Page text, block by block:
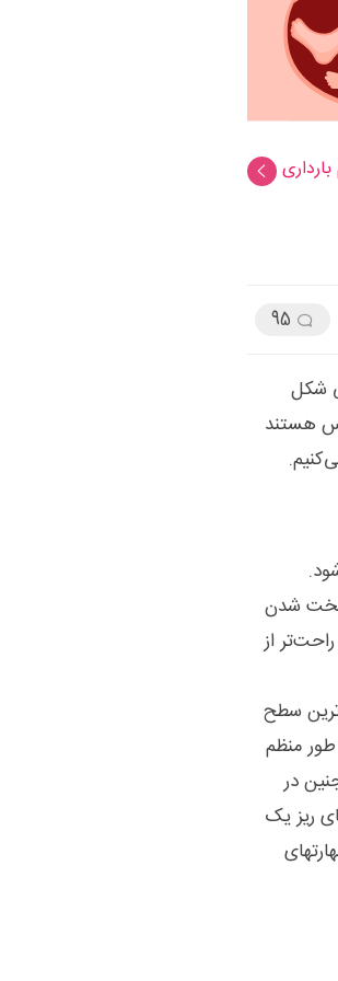
95
شکل
هستند
می‌شود.
اکثر استخوان‌های جنین در هفته 33 در حال سخت شدن
از
سطح
منظم
در
ریز یک